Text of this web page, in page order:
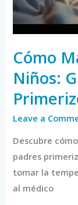
Cómo
Niños:
Leave a
Descubre
padres
tomar la
al médico
para
Padres
Primerizos